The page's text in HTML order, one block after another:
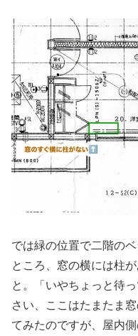
では緑の位置で二階の
ところ、窓の横には柱
と。「いやちょっと待
さい、ここはたまたま
てみたのですが、屋内